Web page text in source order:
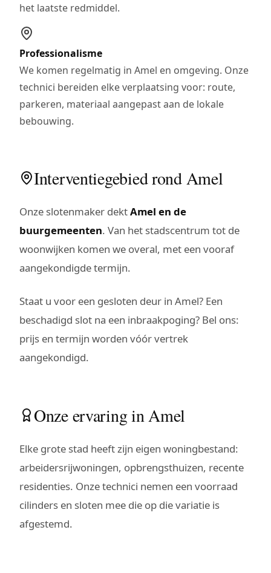
het laatste redmiddel.
Professionalisme
We komen regelmatig in Amel en omgeving. Onze
technici bereiden elke verplaatsing voor: route,
parkeren, materiaal aangepast aan de lokale
bebouwing.
Interventiegebied rond Amel
Onze slotenmaker dektAmel en de
buurgemeenten. Van het stadscentrum tot de
woonwijken komen we overal, met een vooraf
aangekondigde termijn.
Staat u voor een gesloten deur in Amel? Een
beschadigd slot na een inbraakpoging? Bel ons:
prijs en termijn worden vóór vertrek
aangekondigd.
Onze ervaring in Amel
Elke grote stad heeft zijn eigen woningbestand:
arbeidersrijwoningen, opbrengsthuizen, recente
residenties. Onze technici nemen een voorraad
cilinders en sloten mee die op die variatie is
afgestemd.